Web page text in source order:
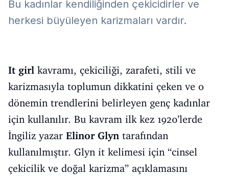
Bu kadınlar kendiliğinden çekicidirler ve
herkesi büyüleyen karizmaları vardır.
It girl kavramı, çekiciliği, zarafeti, stili ve
karizmasıyla toplumun dikkatini çeken ve o
dönemin trendlerini belirleyen genç kadınlar
için kullanılır. Bu kavram ilk kez 1920’lerde
İngiliz yazar Elinor Glyn tarafından
kullanılmıştır. Glyn it kelimesi için “cinsel
çekicilik ve doğal karizma” açıklamasını